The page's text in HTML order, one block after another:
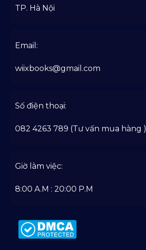
TP. Hà Nội
Email:
wiixbooks@gmail.com
Số điện thoại:
082 4263 789 (Tư vấn mua hàng )
Giờ làm việc:
8:00 A.M : 20:00 P.M